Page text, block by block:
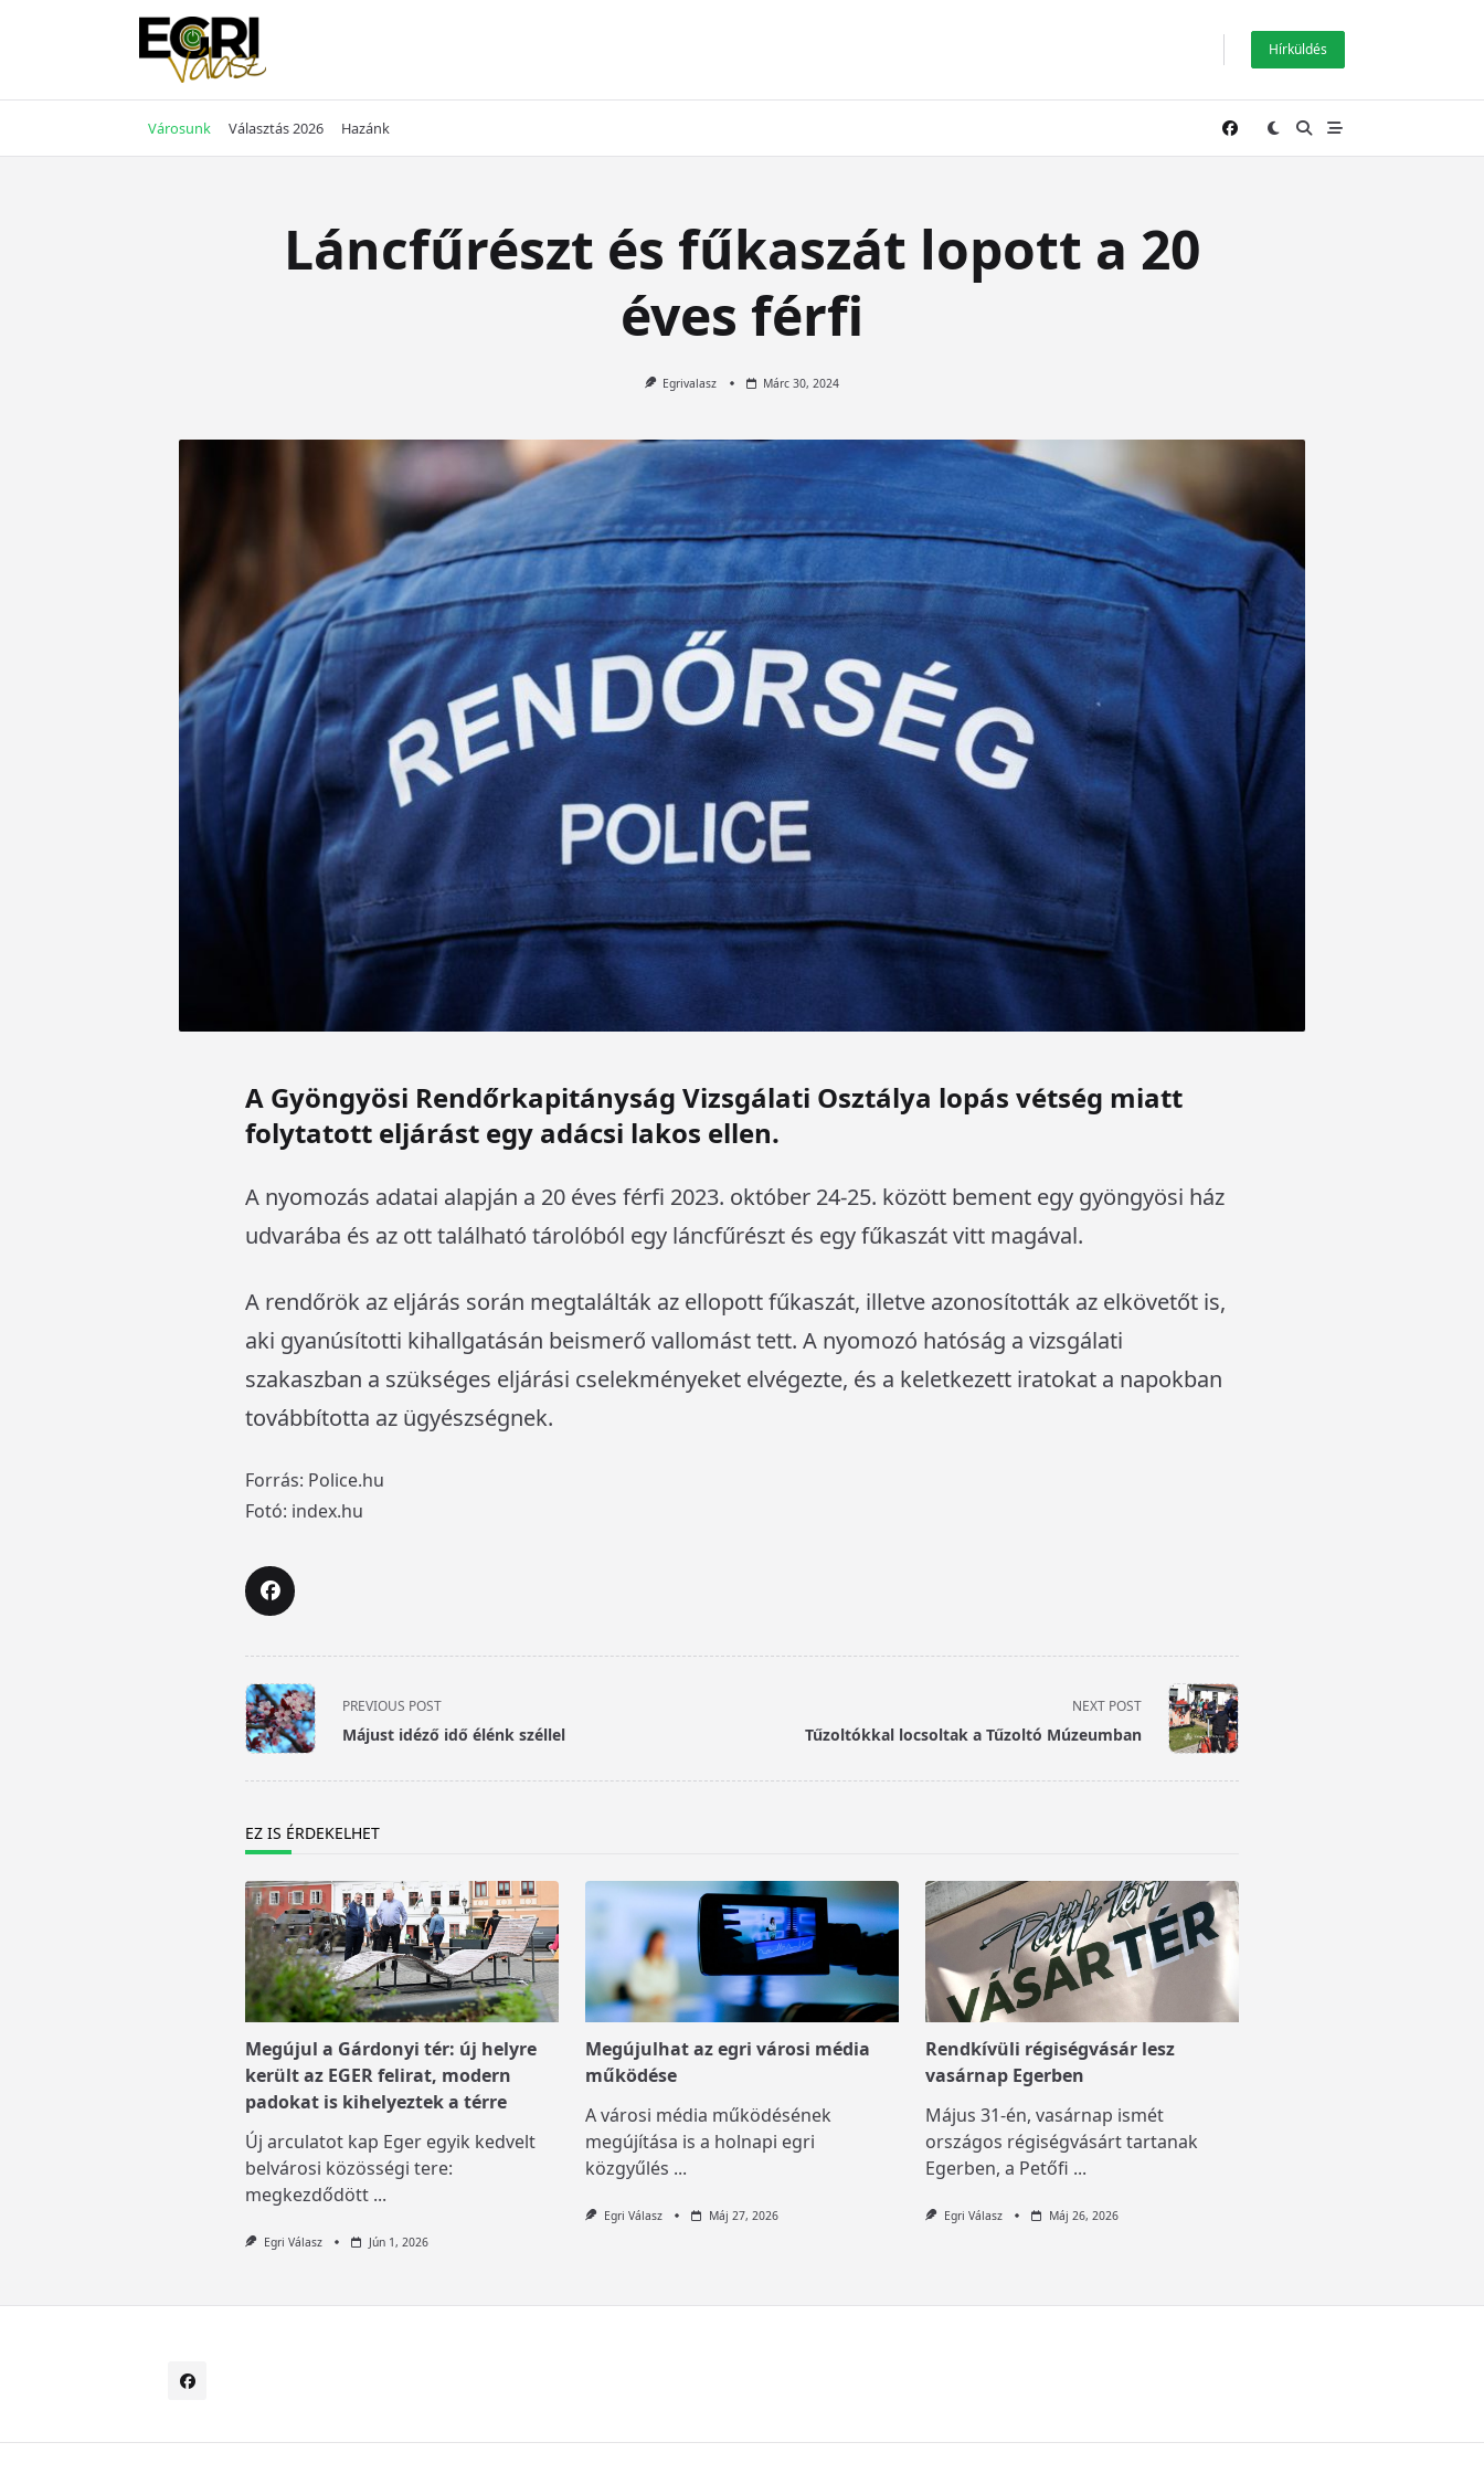
Hírküldés
Városunk Választás 2026 Hazánk
Láncfűrészt és fűkaszát lopott a 20
éves férfi
Egrivalasz Márc 30, 2024
A Gyöngyösi Rendőrkapitányság Vizsgálati Osztálya lopás vétség miatt
folytatott eljárást egy adácsi lakos ellen.
A nyomozás adatai alapján a 20 éves férfi 2023. október 24-25. között bement egy gyöngyösi ház
udvarába és az ott található tárolóból egy láncfűrészt és egy fűkaszát vitt magával.
A rendőrök az eljárás során megtalálták az ellopott fűkaszát, illetve azonosították az elkövetőt is,
aki gyanúsítotti kihallgatásán beismerő vallomást tett. A nyomozó hatóság a vizsgálati
szakaszban a szükséges eljárási cselekményeket elvégezte, és a keletkezett iratokat a napokban
továbbította az ügyészségnek.
Forrás: Police.hu
Fotó: index.hu
<span
class="nav-
subtitle
screen-
text">Page</span>
PREVIOUS POST
Májust idéző idő élénk széllel
NEXT POST
Tűzoltókkal locsoltak a Tűzoltó Múzeumban
EZ IS ÉRDEKELHET
Megújul a Gárdonyi tér: új helyre
került az EGER felirat, modern
padokat is kihelyeztek a térre
Új arculatot kap Eger egyik kedvelt
belvárosi közösségi tere:
megkezdődött ...
Egri Válasz Jún 1, 2026
Megújulhat az egri városi média
működése
A városi média működésének
megújítása is a holnapi egri
közgyűlés ...
Egri Válasz Máj 27, 2026
Rendkívüli régiségvásár lesz
vasárnap Egerben
Május 31-én, vasárnap ismét
országos régiségvásárt tartanak
Egerben, a Petőfi ...
Egri Válasz Máj 26, 2026